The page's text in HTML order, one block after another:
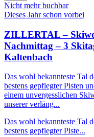
Nicht mehr buchbar
Dieses Jahr schon vorbei
ZILLERTAL –
Nachmittag – 3
Kaltenbach
Das wohl bekannteste Tal
bestens gepflegter Pisten
einem unvergesslichen
unserer verläng...
Das wohl bekannteste Tal
bestens gepflegter Piste...